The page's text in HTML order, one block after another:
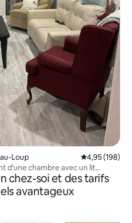
Loup Évaluation
4,95 (198)
d'une chambre avec un lit
chez-soi et des tarifs
avantageux